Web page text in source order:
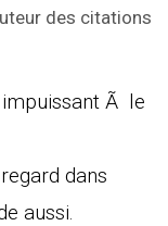
des citations
Ã le
dans
aussi.